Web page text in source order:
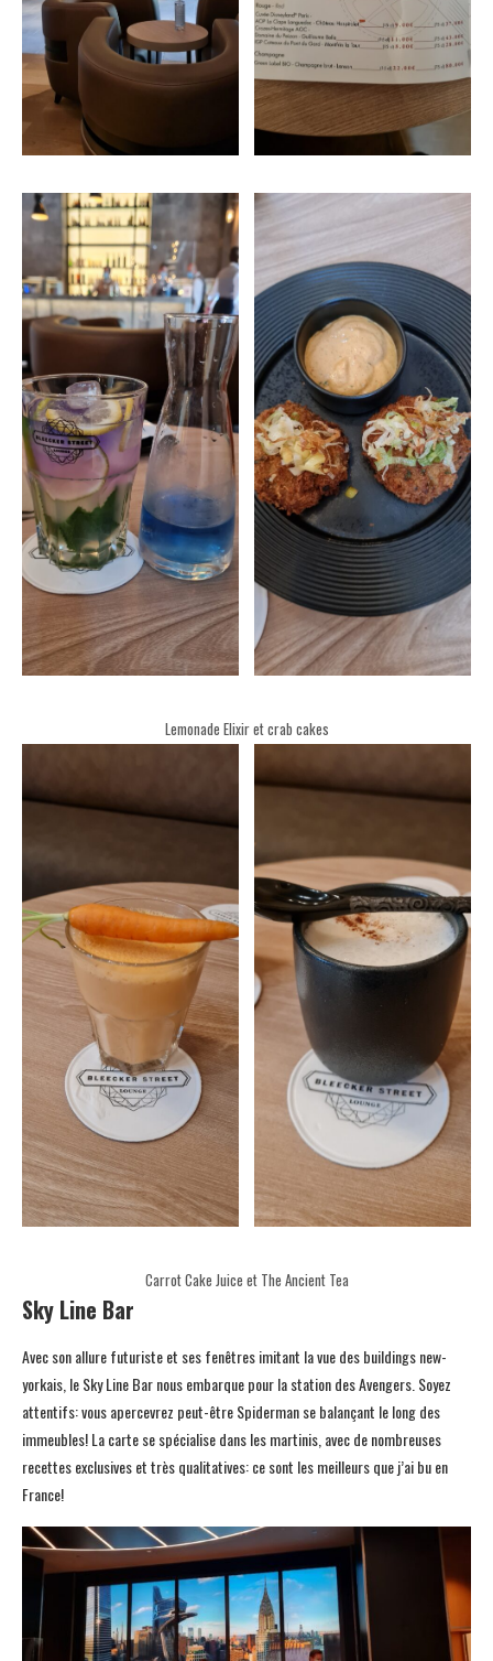
Lemonade Elixir et crab cakes
Carrot Cake Juice et The Ancient Tea
Sky Line Bar
Avec son allure futuriste et ses fenêtres imitant la vue des buildings new-
yorkais, le Sky Line Bar nous embarque pour la station des Avengers. Soyez
attentifs: vous apercevrez peut-être Spiderman se balançant le long des
immeubles! La carte se spécialise dans les martinis, avec de nombreuses
recettes exclusives et très qualitatives: ce sont les meilleurs que j’ai bu en
France!